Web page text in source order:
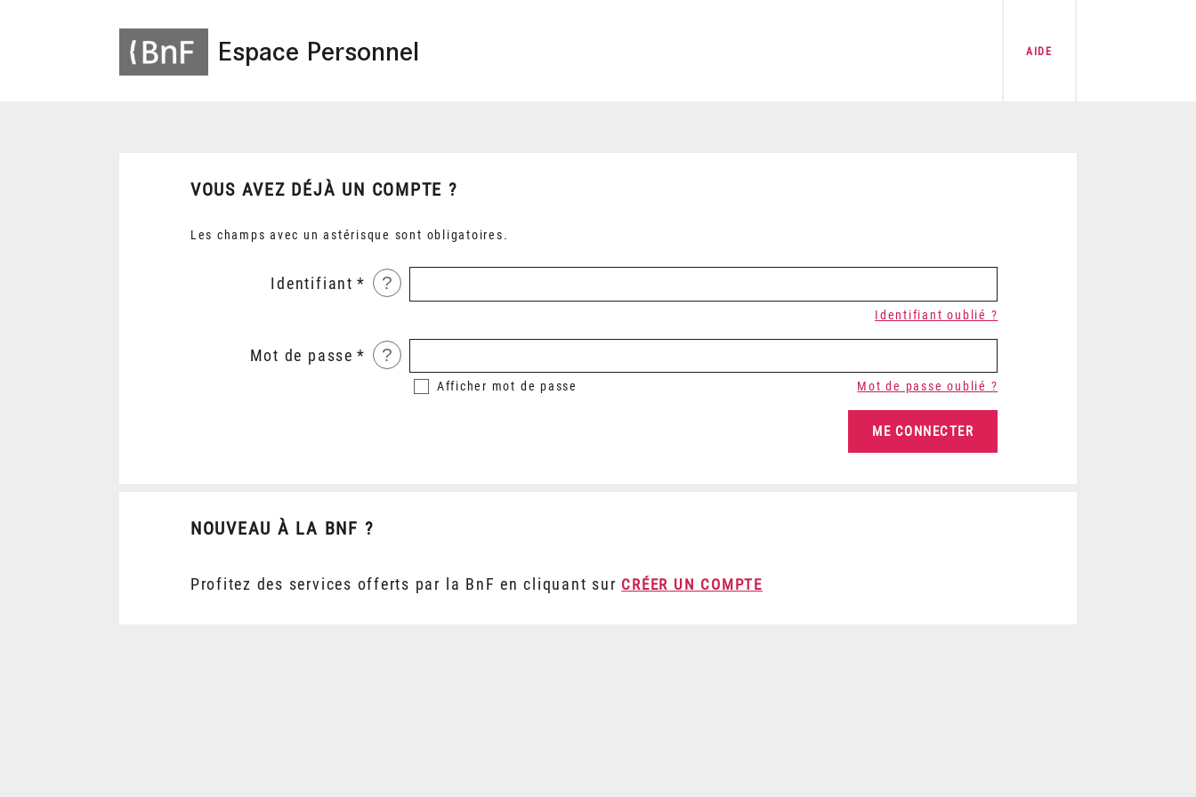
Espace Personnel AIDE
VOUS AVEZ DÉJÀ UN COMPTE ?
Les champs avec un astérisque sont obligatoires.
Identifiant ?
Identifiant oublié ?
Mot de passe ?
Afficher mot de passe Mot de passe oublié ?
NOUVEAU À LA BNF ?
Profitez des services offerts par la BnF en cliquant sur CRÉER UN COMPTE